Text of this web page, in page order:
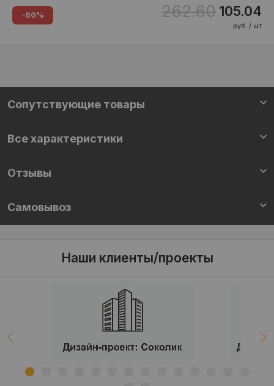
-60% 262.60 105.04
руб. / шт
Сопутствующие товары
Все характеристики
Отзывы
Самовывоз
Наши клиенты/проекты